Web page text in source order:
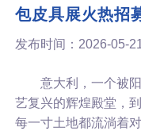
包皮具展火热招
发布时间：2026-05-
意大利，一个被阳
艺复兴的辉煌殿堂，
每一寸土地都流淌着